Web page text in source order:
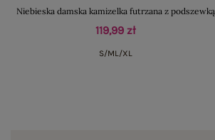
Niebieska damska kamizelka futrzana z podszewką
119,99 zł
S/ML/XL